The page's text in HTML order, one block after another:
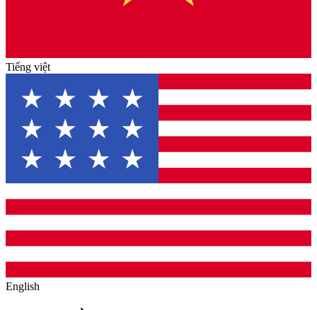
Tiếng việt
English